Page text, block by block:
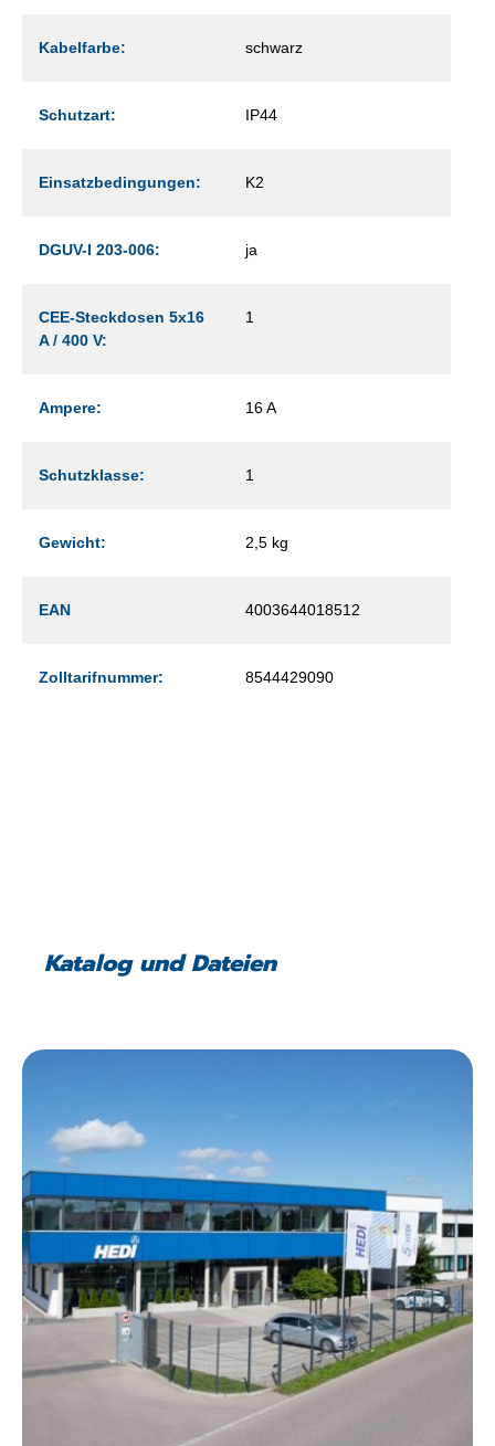
Kabelfarbe: schwarz
Schutzart: IP44
Einsatzbedingungen: K2
DGUV-I 203-006: ja
CEE-Steckdosen 5x16
A / 400 V:
1
Ampere: 16 A
Schutzklasse: 1
Gewicht: 2,5 kg
EAN 4003644018512
Zolltarifnummer: 8544429090
Katalog und Dateien